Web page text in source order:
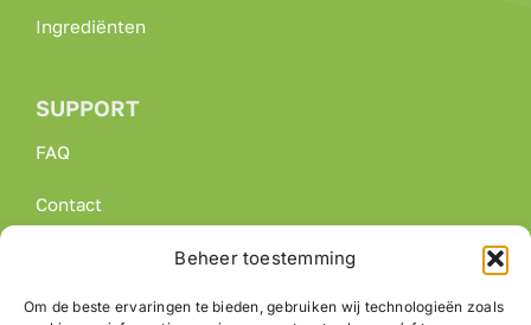
Beheer toestemming
Om de beste ervaringen te bieden, gebruiken wij technologieën zoals
Ingrediënten
SUPPORT
FAQ
Contact
Algemene Voorwaarden
Privacyverklaring